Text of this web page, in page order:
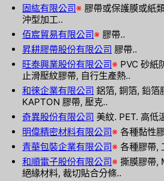
固紘有限公司※ 膠帶或保護膜或紙
沖型加工..
佰宸貿易有限公司※ 膠帶..
昇耕膠帶股份有限公司 膠帶..
旺泰興業股份有限公司※ PVC 砂紙
止滑壓紋膠帶, 自行生產熱..
和徠企業有限公司 鋁箔, 銅箔, 鉛箔
KAPTON 膠帶, 壓克..
奇異股份有限公司 美紋. PET. 高低
明偉精密材料有限公司※ 各種黏性
青華包裝企業有限公司※ 各種膠帶,
和順電子股份有限公司※ 撕膜膠帶,
絕緣材料, 裁切貼合分條..